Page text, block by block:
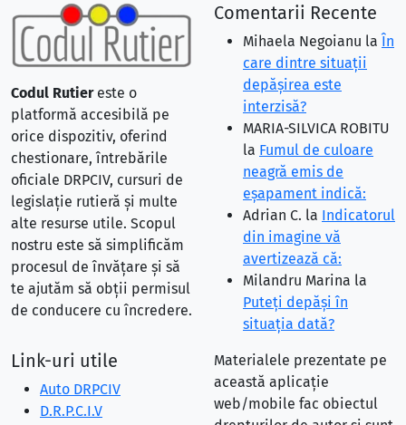
Codul Rutiereste o
platformă accesibilă pe
orice dispozitiv, oferind
chestionare, întrebările
oficiale DRPCIV, cursuri de
legislație rutieră și multe
alte resurse utile. Scopul
nostru este să simplificăm
procesul de învățare și să
te ajutăm să obții permisul
de conducere cu încredere.
Comentarii Recente
Mihaela Negoianu la În
care dintre situaţii
depăşirea este
interzisă?
MARIA-SILVICA ROBITU
la Fumul de culoare
neagră emis de
eşapament indică:
Adrian C. la Indicatorul
din imagine vă
avertizează că:
Milandru Marina la
Puteţi depăşi în
situaţia dată?
Link-uri utile
Auto DRPCIV
D.R.P.C.I.V
Materialele prezentate pe
această aplicație
web/mobile fac obiectul